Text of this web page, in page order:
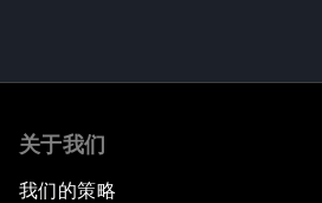
关于我们
我们的策略